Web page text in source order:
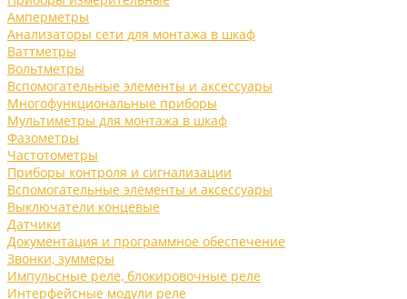
Амперметры
Анализаторы сети для монтажа в шкаф
Ваттметры
Вольтметры
Вспомогательные элементы и аксессуары
Многофункциональные приборы
Мультиметры для монтажа в шкаф
Фазометры
Частотометры
Приборы контроля и сигнализации
Вспомогательные элементы и аксессуары
Выключатели концевые
Датчики
Документация и программное обеспечение
Звонки, зуммеры
Импульсные реле, блокировочные реле
Интерфейсные модули реле